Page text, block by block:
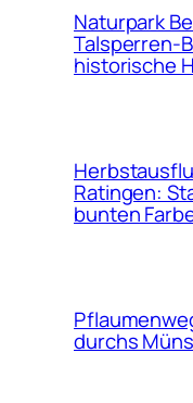
Naturpark
Talsperren-
historische
Ratingen:
bunten
durchs